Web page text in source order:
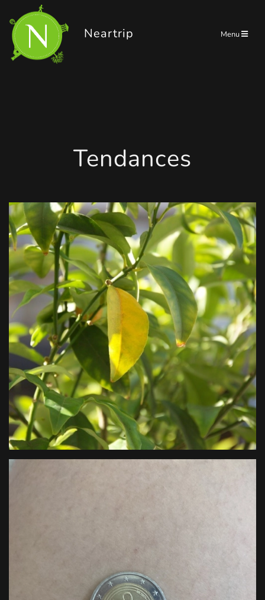
Panneau de gestion des cookies
Neartrip Menu
Tendances